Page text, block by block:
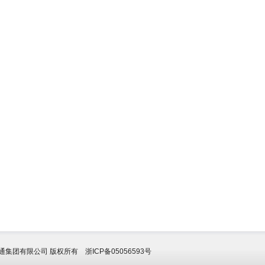
集团有限公司 版权所有 浙ICP备05056593号